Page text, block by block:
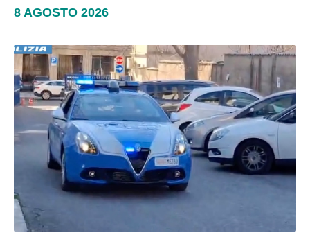
8 AGOSTO 2026